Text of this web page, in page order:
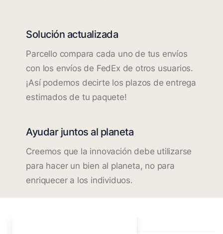
Solución actualizada
Parcello compara cada uno de tus envíos
con los envíos de FedEx de otros usuarios.
¡Así podemos decirte los plazos de entrega
estimados de tu paquete!
Ayudar juntos al planeta
Creemos que la innovación debe utilizarse
para hacer un bien al planeta, no para
enriquecer a los individuos.